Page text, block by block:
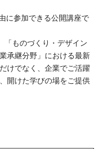
方へ
に参加できる公開講座で
「ものづくり・デザイン
承継分野」における最新
けでなく、企業でご活躍
開けた学びの場をご提供